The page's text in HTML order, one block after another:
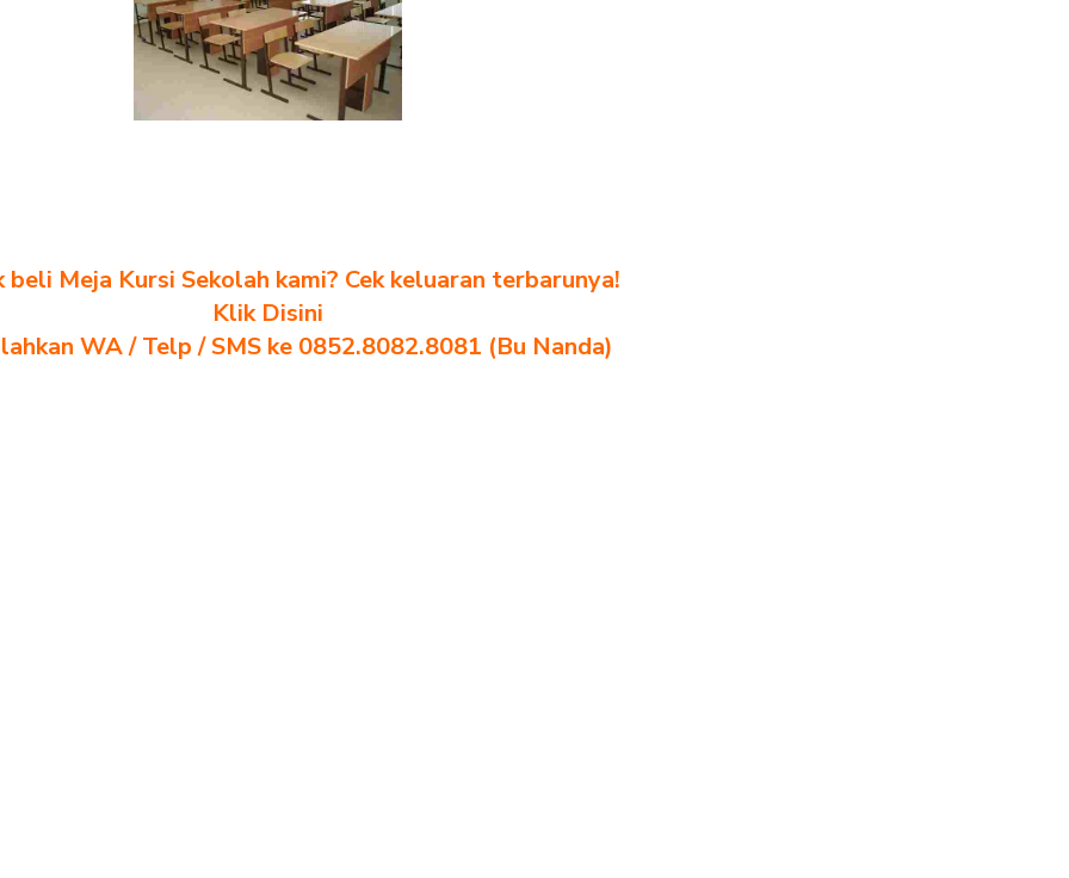
Meja Kursi Sekolah kami? Cek keluaran terbarunya!
Klik Disini
WA / Telp / SMS ke 0852.8082.8081 (Bu Nanda)